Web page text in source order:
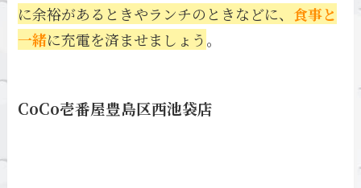
に余裕があるときやランチのときなどに、 食事と
一緒に充電を済ませましょう。
CoCo壱番屋豊島区西池袋店